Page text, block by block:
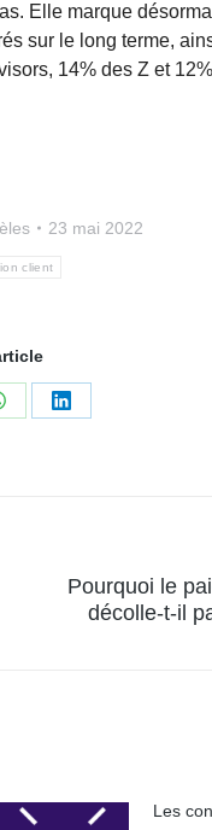
Elle marque
sur le long terme,
14% des Z et
23 mai 2022
client
Partager
Pourquoi le
décolle-t-il
Les